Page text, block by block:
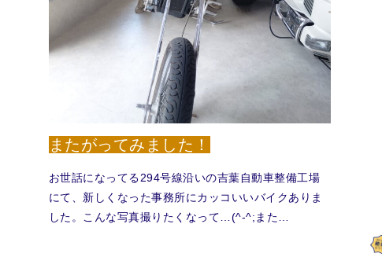
またがってみました！
お世話になってる294号線沿いの吉葉自動車整備工場
にて、新しくなった事務所にカッコいいバイクありま
した。こんな写真撮りたくなって…(^-^;また…